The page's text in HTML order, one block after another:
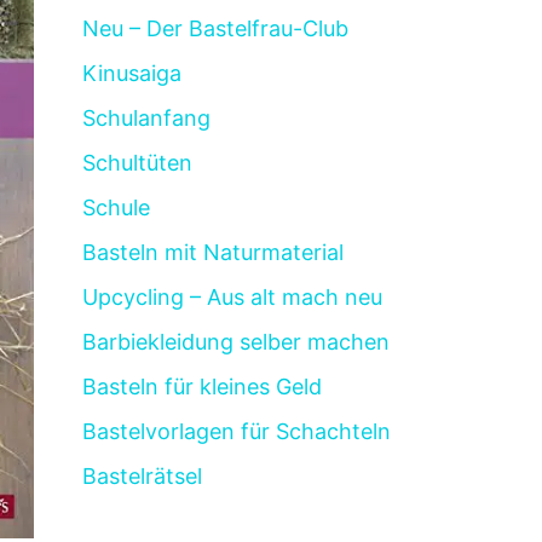
Neu – Der Bastelfrau-Club
Kinusaiga
Schulanfang
Schultüten
Schule
Basteln mit Naturmaterial
Upcycling – Aus alt mach neu
Barbiekleidung selber machen
Basteln für kleines Geld
Bastelvorlagen für Schachteln
Bastelrätsel